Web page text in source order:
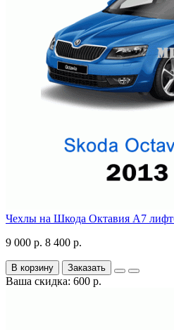
Чехлы на Шкода Октавия А7
9 000 р. 8 400 р.
В корзину Заказать
Ваша скидка: 600 р.